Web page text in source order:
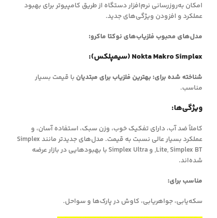
امکان به‌روزرسانی نرم‌افزار دستگاه از طریق کامپیوتر برای بهبود
عملکرد و افزودن ویژگی‌های جدید.
مدل‌های محبوب فلزیاب‌های نوکتا ماکرو:
Nokta Makro Simplex (سیمپلکس):
شناخته شده برای: بهترین فلزیاب برای مبتدیانبا قیمت بسیار
مناسب.
ویژگی‌ها:
کاملاً ضد آب، دارای تفکیک خوب، وزن سبک، استفاده آسان، و
عملکرد بسیار عالی نسبت به قیمت. مدل‌های جدیدتر مانند Simplex
Lite, Simplex BT, و Simplex Ultra با بهبودهایی در بازار عرضه
شده‌اند.
مناسب برای:
سکه‌یابی، جواهر‌یابی، کاوش در پارک‌ها و سواحل.